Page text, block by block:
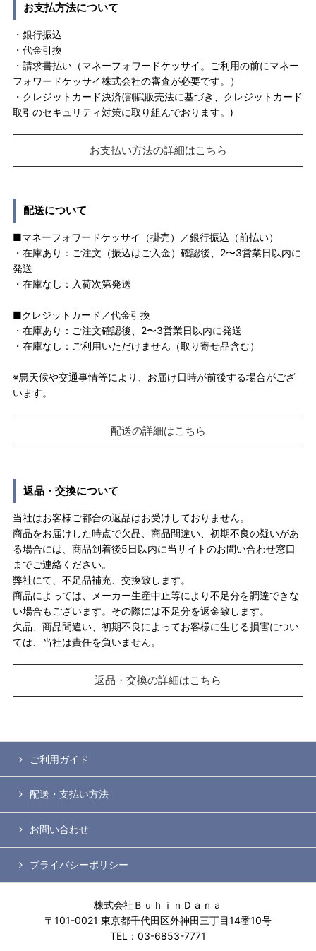
お支払方法について
・銀行振込
・代金引換
・請求書払い（マネーフォワードケッサイ。ご利用の前にマネー
フォワードケッサイ株式会社の審査が必要です。）
・クレジットカード決済(割賦販売法に基づき、クレジットカード
取引のセキュリティ対策に取り組んでおります。)
お支払い方法の詳細はこちら
配送について
■マネーフォワードケッサイ（掛売）／銀行振込（前払い）
・在庫あり：ご注文（振込はご入金）確認後、2〜3営業日以内に
発送
・在庫なし：入荷次第発送
■クレジットカード／代金引換
・在庫あり：ご注文確認後、2〜3営業日以内に発送
・在庫なし：ご利用いただけません（取り寄せ品含む）
※悪天候や交通事情等により、お届け日時が前後する場合がござ
います。
配送の詳細はこちら
返品・交換について
当社はお客様ご都合の返品はお受けしておりません。
商品をお届けした時点で欠品、商品間違い、初期不良の疑いがあ
る場合には、商品到着後5日以内に当サイトのお問い合わせ窓口
までご連絡ください。
弊社にて、不足品補充、交換致します。
商品によっては、メーカー生産中止等により不足分を調達できな
い場合もございます。その際には不足分を返金致します。
欠品、商品間違い、初期不良によってお客様に生じる損害につい
ては、当社は責任を負いません。
返品・交換の詳細はこちら
ご利用ガイド
配送・支払い方法
お問い合わせ
プライバシーポリシー
株式会社ＢｕｈｉｎＤａｎａ
〒101-0021 東京都千代田区外神田三丁目14番10号
TEL：03-6853-7771